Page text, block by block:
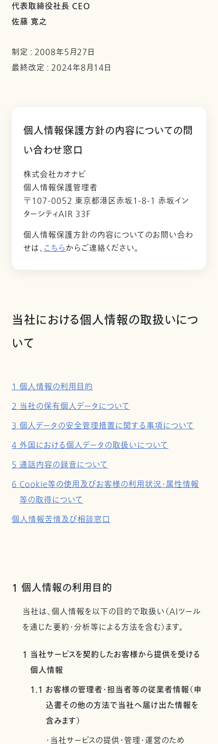
代表取締役社長 CEO
佐藤 寛之
制定 : 2008年5月27日
最終改定 : 2024年8月14日
個人情報保護方針の内容についての問
い合わせ窓口
株式会社カオナビ
個人情報保護管理者
〒107-0052 東京都港区赤坂1-8-1 赤坂イン
ターシティAIR 33F
個人情報保護方針の内容についてのお問い合わ
せは、こちらからご連絡ください。
当社における個人情報の取扱いにつ
いて
1 個人情報の利用目的
2 当社の保有個人データについて
3 個人データの安全管理措置に関する事項について
4 外国における個人データの取扱いについて
5 通話内容の録音について
6 Cookie等の使用及びお客様の利用状況・属性情報
等の取得について
個人情報苦情及び相談窓口
1 個人情報の利用目的
当社は、個人情報を以下の目的で取扱い（AIツール
を通じた要約・分析等による方法を含む）ます。
1 当社サービスを契約したお客様から提供を受ける
個人情報
1.1 お客様の管理者・担当者等の従業者情報（申
込書その他の方法で当社へ届け出た情報を
含みます）
・当社サービスの提供・管理・運営のため